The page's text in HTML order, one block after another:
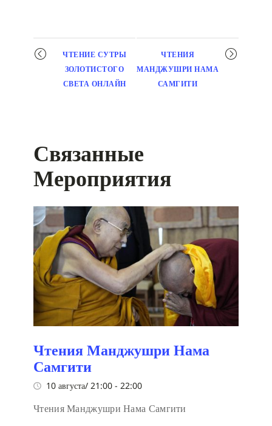
Мероприятие
навигация
ЧТЕНИЕ СУТРЫ
ЗОЛОТИСТОГО
СВЕТА ОНЛАЙН
ЧТЕНИЯ
МАНДЖУШРИ НАМА
САМГИТИ
Связанные
Мероприятия
Чтения Манджушри Нама
Самгити
10 августа/ 21:00 - 22:00
Чтения Манджушри Нама Самгити